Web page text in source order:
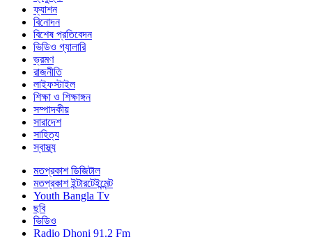
ফ্যাশন
বিনোদন
বিশেষ প্রতিবেদন
ভিডিও গ্যালারি
ভ্রমণ
রাজনীতি
লাইফস্টাইল
শিক্ষা ও শিক্ষাঙ্গন
সম্পাদকীয়
সারাদেশ
সাহিত্য
স্বাস্থ্য
মতপ্রকাশ ডিজিটাল
মতপ্রকাশ ইন্টারটেইন্মেন্ট
Youth Bangla Tv
ছবি
ভিডিও
Radio Dhoni 91.2 Fm